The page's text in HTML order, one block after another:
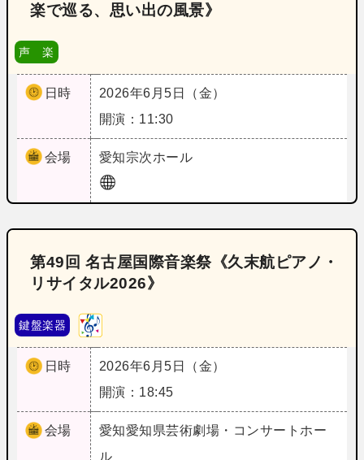
楽で巡る、思い出の風景》
声 楽
日時
2026年6月5日（金）
開演：11:30
会場 愛知宗次ホール
第49回 名古屋国際音楽祭《久末航ピアノ・
リサイタル2026》
鍵盤楽器
日時
2026年6月5日（金）
開演：18:45
会場 愛知愛知県芸術劇場・コンサートホー
ル